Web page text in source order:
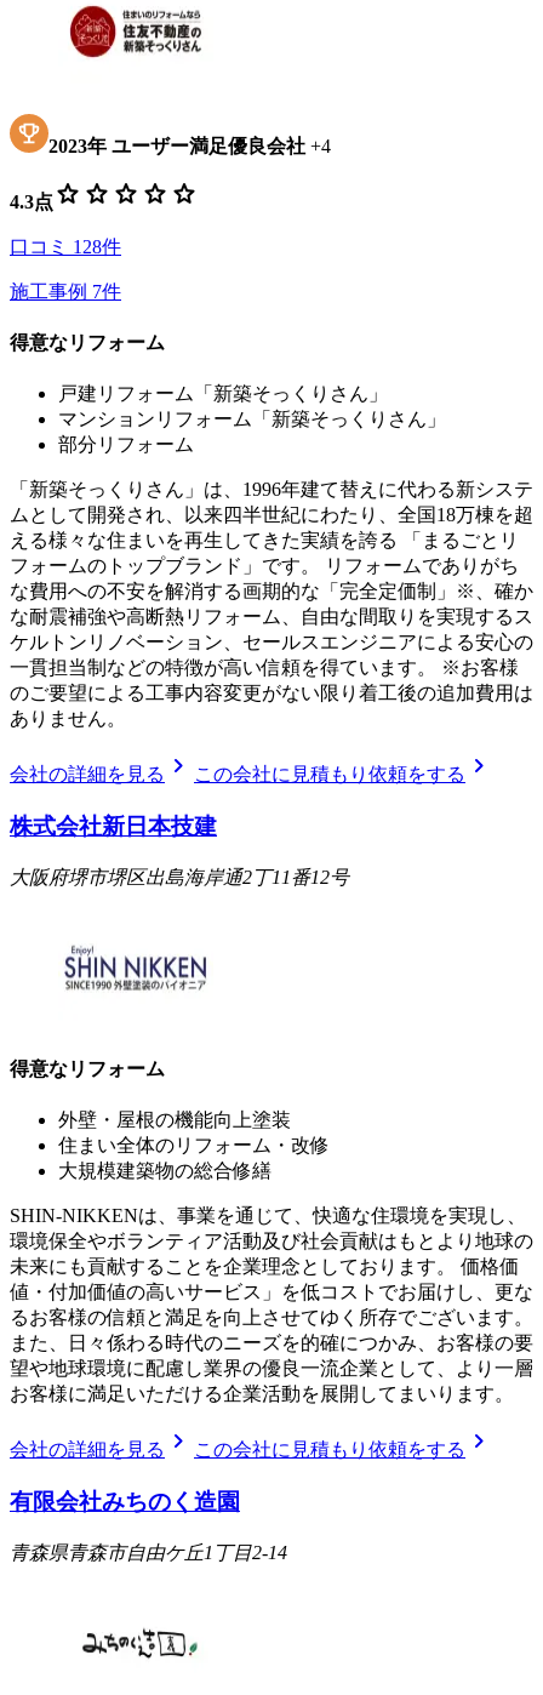
2023年 ユーザー満足優良会社 +4
4.3点 star star star star star
口コミ 128件
施工事例 7件
得意なリフォーム
戸建リフォーム「新築そっくりさん」
マンションリフォーム「新築そっくりさん」
部分リフォーム
「新築そっくりさん」は、1996年建て替えに代わる新システ
ムとして開発され、以来四半世紀にわたり、全国18万棟を超
える様々な住まいを再生してきた実績を誇る 「まるごとリ
フォームのトップブランド」です。 リフォームでありがち
な費用への不安を解消する画期的な「完全定価制」※、確か
な耐震補強や高断熱リフォーム、自由な間取りを実現するス
ケルトンリノベーション、セールスエンジニアによる安心の
一貫担当制などの特徴が高い信頼を得ています。 ※お客様
のご要望による工事内容変更がない限り着工後の追加費用は
ありません。
会社の詳細を見る chevron_right この会社に見積もり依頼をする chevron_right
株式会社新日本技建
大阪府堺市堺区出島海岸通2丁11番12号
得意なリフォーム
外壁・屋根の機能向上塗装
住まい全体のリフォーム・改修
大規模建築物の総合修繕
SHIN-NIKKENは、事業を通じて、快適な住環境を実現し、
環境保全やボランティア活動及び社会貢献はもとより地球の
未来にも貢献することを企業理念としております。 価格価
値・付加価値の高いサービス」を低コストでお届けし、更な
るお客様の信頼と満足を向上させてゆく所存でございます。
また、日々係わる時代のニーズを的確につかみ、お客様の要
望や地球環境に配慮し業界の優良一流企業として、より一層
お客様に満足いただける企業活動を展開してまいります。
会社の詳細を見る chevron_right この会社に見積もり依頼をする chevron_right
有限会社みちのく造園
青森県青森市自由ケ丘1丁目2-14